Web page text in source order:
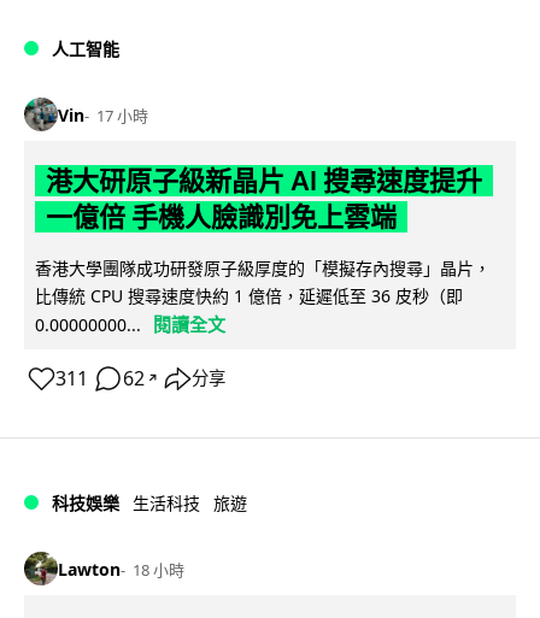
人工智能
Vin 17 小時
港大研原子級新晶片 AI 搜尋速度提升
一億倍 手機人臉識別免上雲端
香港大學團隊成功研發原子級厚度的「模擬存內搜尋」晶片，
比傳統 CPU 搜尋速度快約 1 億倍，延遲低至 36 皮秒（即
0.00000000...
閱讀全文
311 62 ↗ 分享
科技娛樂 生活科技 旅遊
Lawton 18 小時